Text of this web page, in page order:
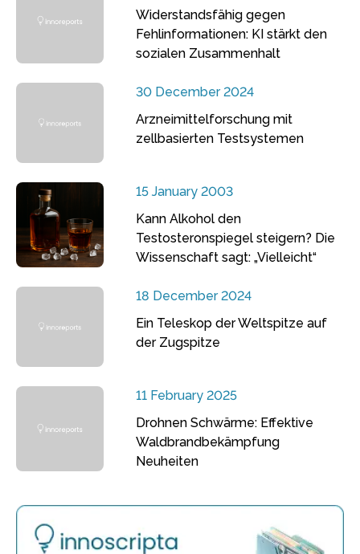
Widerstandsfähig gegen
Fehlinformationen: KI stärkt den
sozialen Zusammenhalt
30 December 2024
Arzneimittelforschung mit
zellbasierten Testsystemen
15 January 2003
Kann Alkohol den
Testosteronspiegel steigern? Die
Wissenschaft sagt: „Vielleicht“
18 December 2024
Ein Teleskop der Weltspitze auf
der Zugspitze
11 February 2025
Drohnen Schwärme: Effektive
Waldbrandbekämpfung
Neuheiten